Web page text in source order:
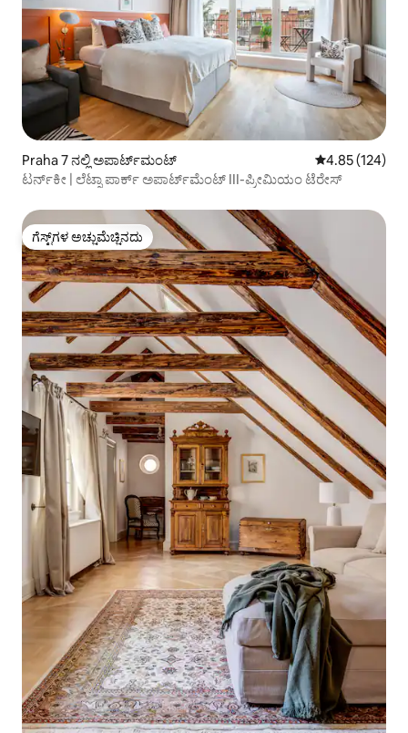
Praha 7 ನಲ್ಲಿ ಅಪಾರ್ಟ್‌ಮಂಟ್ 5 ರಲ್ಲಿ 4.85
4.85 (124)
ಟರ್ನ್‌ಕೀ | ಲೆಟ್ನಾ ಪಾರ್ಕ್ ಅಪಾರ್ಟ್‌ಮೆಂಟ್ III-ಪ್ರೀಮಿಯಂ ಟೆರೇಸ್
ಗೆಸ್ಟ್‌ಗಳ ಅಚ್ಚುಮೆಚ್ಚಿನದು
ಗೆಸ್ಟ್‌ಗಳ ಅಚ್ಚುಮೆಚ್ಚಿನದು